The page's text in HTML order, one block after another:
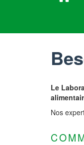
Le
Nos